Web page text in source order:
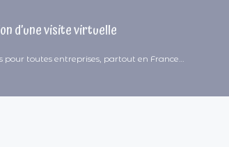
d’une visite virtuelle
toutes entreprises, partout en France…